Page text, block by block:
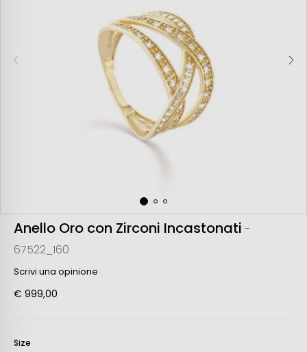
Anello Oro con Zirconi Incastonati -
67522_160
Scrivi una opinione
€ 999,00
Size